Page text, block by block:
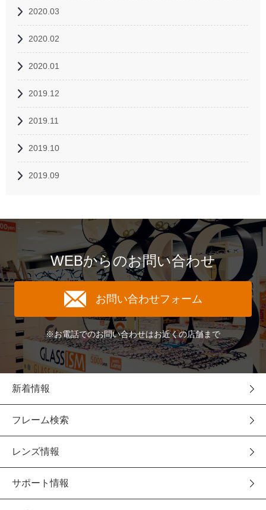
2020.03
2020.02
2020.01
2019.12
2019.11
2019.10
2019.09
WEBからのお問い合わせ
お問い合わせフォーム
※お電話でのお問い合わせはお近くの店舗まで
新着情報
フレーム検索
レンズ情報
サポート情報